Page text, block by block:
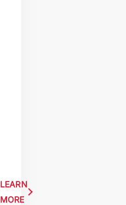
LEARN
MORE